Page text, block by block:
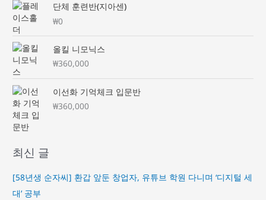
단체 훈련반(지아센)
₩0
올킬 니모닉스
₩360,000
이선화 기억체크 입문반
₩360,000
최신 글
[58년생 순자씨] 환갑 앞둔 창업자, 유튜브 학원 다니며 ‘디지털 세
대’ 공부